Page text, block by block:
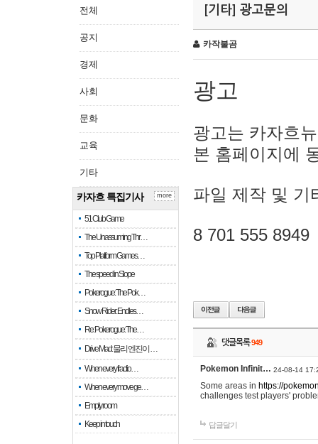
전체
공지
경제
사회
문화
교육
기타
카자흐 특집기사
51 Club Game
The Unassuming Thr…
Top Platform Games…
The speed in Slope
Pokerogue: The Pok…
Snow Rider: Endles…
Re: Pokerogue: The…
Drive Mad: 물리 엔진이 …
When every fractio…
When every move ge…
Empty room
Keep in touch
more
[기타] 광고문의
카작불곰
광고
광고는 카자흐
본 홈페이지에
파일 제작 및 기
8 701 555 8949
댓글목록949
Pokemon Infinit… 24-08-14
Some areas in https://
challenges test players'
답글달기